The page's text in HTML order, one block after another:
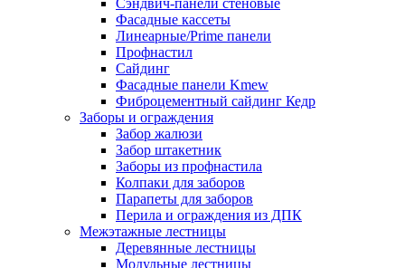
Сэндвич-панели стеновые
Фасадные кассеты
Линеарные/Prime панели
Профнастил
Сайдинг
Фасадные панели Kmew
Фиброцементный сайдинг Кедр
Заборы и ограждения
Забор жалюзи
Забор штакетник
Заборы из профнастила
Колпаки для заборов
Парапеты для заборов
Перила и ограждения из ДПК
Межэтажные лестницы
Деревянные лестницы
Модульные лестницы